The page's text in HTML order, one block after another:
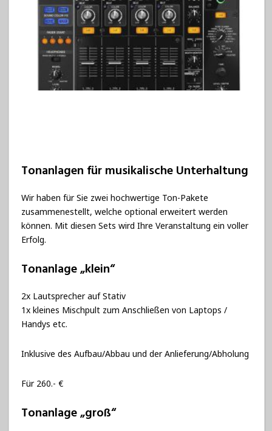
Tonanlagen für musikalische Unterhaltung
Wir haben für Sie zwei hochwertige Ton-Pakete
zusammenestellt, welche optional erweitert werden
können. Mit diesen Sets wird Ihre Veranstaltung ein voller
Erfolg.
Tonanlage „klein“
2x Lautsprecher auf Stativ
1x kleines Mischpult zum Anschließen von Laptops /
Handys etc.
Inklusive des Aufbau/Abbau und der Anlieferung/Abholung
Für 260.- €
Tonanlage „groß“